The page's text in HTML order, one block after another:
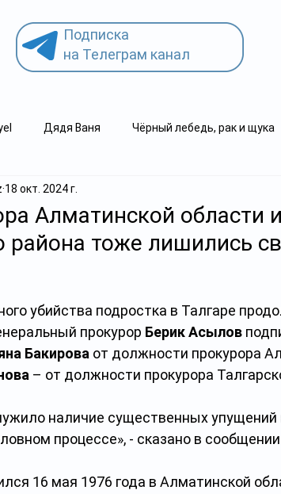
Подписка
на Телеграм канал
Дядя Ваня Чёрный лебедь, рак и щука
детский суицид
Алматинской области
района тоже лишились
18 окт. 2024 г.
убийства подростка в Талгаре
прокурор Берик Асылов
Бакирова от должности прокурора
– от должности прокурора
наличие существенных упущений
процессе», - сказано в
16 мая 1976 года в Алматинской